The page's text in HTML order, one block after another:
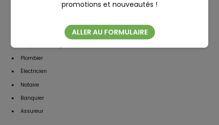
Ingénieur en bâtiment
Plombier
Électricien
Notaire
Banquier
Assureur
promotions et nouveautés !
ALLER AU FORMULAIRE